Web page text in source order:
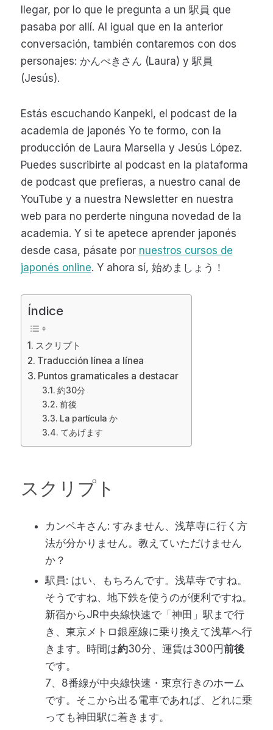
llegar, por lo que le pregunta a un 駅員 que
pasaba por allí. Al igual que en la anterior
conversación, también contaremos con dos
personajes: かんぺきさん (Laura) y 駅員
(Jesús).
Estás escuchando Kanpeki, el podcast de la
academia de japonés Yo te formo, con la
producción de Laura Marsella y Jesús López.
Puedes suscribirte al podcast en la plataforma
de podcast que prefieras, a nuestro canal de
YouTube y a nuestra Newsletter en nuestra
web para no perderte ninguna novedad de la
academia. Y si te apetece aprender japonés
desde casa, pásate por nuestros cursos de
japonés online. Y ahora sí, 始めましょう！
Índice
スクリプト
Traducción línea a línea
Puntos gramaticales a destacar
約30分
前後
La partícula か
てあげます
スクリプト
カンペキさん: すみません、浅草寺に行く方
法が分かりません。教えていただけません
か？
駅員: はい、もちろんです。浅草寺ですね。
そうですね、地下鉄を使うのが便利ですね。
新宿からJR中央線快速で「神田」駅まで行
き、東京メトロ銀座線に乗り換えて浅草へ行
きます。時間は約30分、運賃は300円前後
です。
7、8番線が中央線快速・東京行きのホーム
です。そこから出る電車であれば、どれに乗
っても神田駅に着きます。